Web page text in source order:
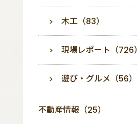
木工（83）
現場レポート（726）
遊び・グルメ（56）
不動産情報（25）